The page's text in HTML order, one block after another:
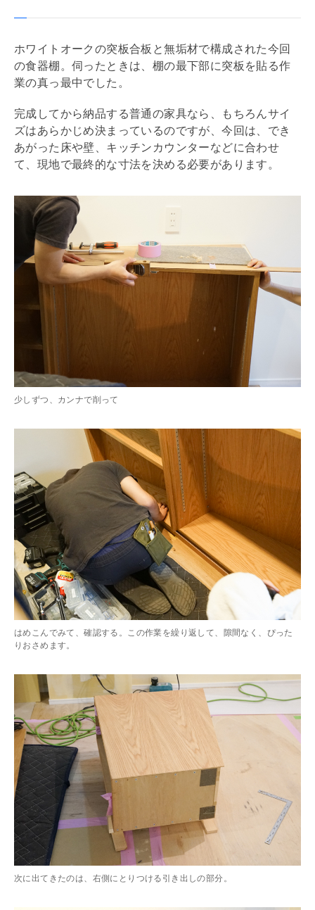
ホワイトオークの突板合板と無垢材で構成された今回
の食器棚。伺ったときは、棚の最下部に突板を貼る作
業の真っ最中でした。
完成してから納品する普通の家具なら、もちろんサイ
ズはあらかじめ決まっているのですが、今回は、でき
あがった床や壁、キッチンカウンターなどに合わせ
て、現地で最終的な寸法を決める必要があります。
少しずつ、カンナで削って
はめこんでみて、確認する。この作業を繰り返して、隙間なく、ぴった
りおさめます。
次に出てきたのは、右側にとりつける引き出しの部分。